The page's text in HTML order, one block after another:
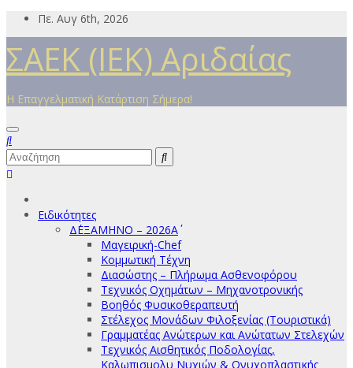
Μετάβαση
περιεχόμενο
Πε. Αυγ 6th, 2026
ΣΑΕΚ (ΙΕΚ) Αριδαίας
Η Επαγγελματική Κατάρτιση Σήμερα!
Ειδικότητες
Δ΄ΕΞΑΜΗΝΟ – 2026Α΄
Μαγειρική-Chef
Κομμωτική Τέχνη
Διασώστης – Πλήρωμα Ασθενοφόρου
Τεχνικός Οχημάτων – Μηχανοτρονικής
Βοηθός Φυσικοθεραπευτή
Στέλεχος Μονάδων Φιλοξενίας (Τουριστικά)
Γραμματέας Ανώτερων και Ανώτατων Στελεχών
Τεχνικός Αισθητικός Ποδολογίας,
Καλωπισμολυ Νυχιών & Ονυχοπλαστικής